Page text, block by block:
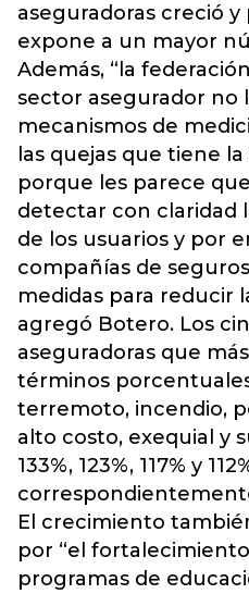
aseguradoras creció
expone a un mayor
Además, “la
sector asegurador no
mecanismos de
las quejas que tiene
porque les parece
detectar con claridad
de los usuarios y por
compañías de
medidas para reducir
agregó Botero. Los
aseguradoras que
términos
terremoto, incendio,
alto costo, exequial y
133%, 123%, 117% y
El crecimiento
por “el
programas de